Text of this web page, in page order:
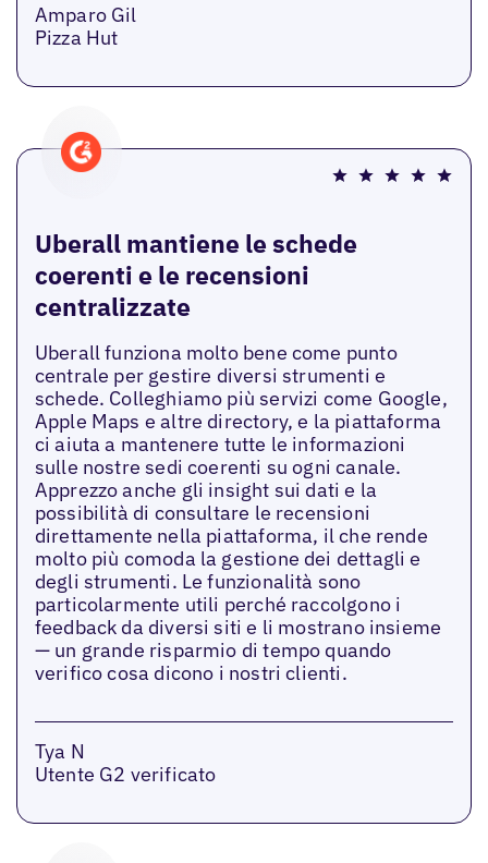
Amparo Gil
Pizza Hut
Uberall mantiene le schede
coerenti e le recensioni
centralizzate
Uberall funziona molto bene come punto
centrale per gestire diversi strumenti e
schede. Colleghiamo più servizi come Google,
Apple Maps e altre directory, e la piattaforma
ci aiuta a mantenere tutte le informazioni
sulle nostre sedi coerenti su ogni canale.
Apprezzo anche gli insight sui dati e la
possibilità di consultare le recensioni
direttamente nella piattaforma, il che rende
molto più comoda la gestione dei dettagli e
degli strumenti. Le funzionalità sono
particolarmente utili perché raccolgono i
feedback da diversi siti e li mostrano insieme
— un grande risparmio di tempo quando
verifico cosa dicono i nostri clienti.
Tya N
Utente G2 verificato